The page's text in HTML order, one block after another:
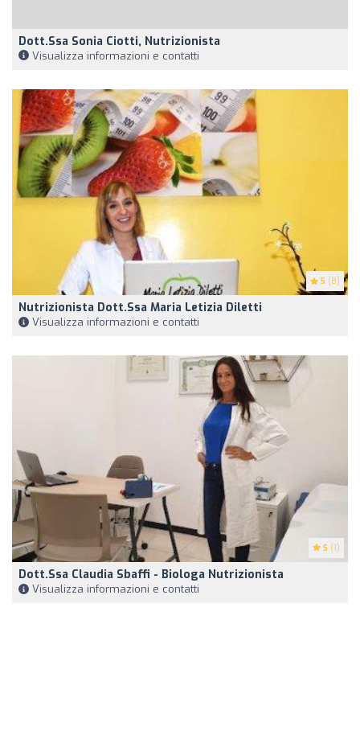
Dott.ssa Sonia Ciotti, Nutrizionista
Visualizza informazioni e contatti
5 (8)
Nutrizionista Dott.ssa Maria Letizia Diletti
Visualizza informazioni e contatti
5 (1)
Dott.ssa Claudia Sbaffi - Biologa Nutrizionista
Visualizza informazioni e contatti